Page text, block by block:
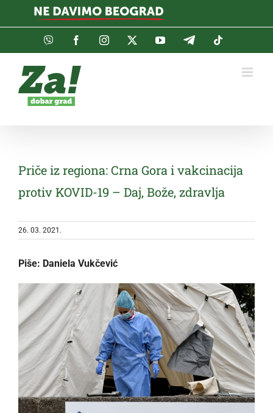
Viber FacebookInstagramTwitterYouTubeTelegram
Priče iz regiona: Crna Gora i vakcinacija
protiv KOVID-19 – Daj, Bože, zdravlja
26. 03. 2021.
Piše: Daniela Vukčević